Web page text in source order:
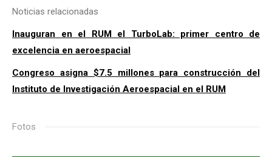
Noticias relacionadas
Inauguran en el RUM el TurboLab: primer centro de
excelencia en aeroespacial
Congreso asigna $7.5 millones para construcción del
Instituto de Investigación Aeroespacial en el RUM
Fotos